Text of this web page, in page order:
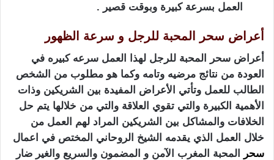
العمل بسرعة كبيرة وبوقت قصير .
أعراض سحر المحبة للرجل و سرعة الظهور
أعراض سحر المحبة للرجل لهذا العمل سرعه كبيره في
العودة من نتائج مرضيه وتامه وكما هو مطلوب من الشخص
الطالب للعمل وتأتي الأعراض المفيدة بين الشريكين وذات
الأهمية الكبيرة والتي تقوي العلاقة والتي من خلالها يتم حل
الخلافات والمشاكل بين الشريكين المراد لهم العمل من
خلال العمل الذي يقدمه الشيخ الروحاني المختص في اعمال
سحر
المحبة المغرب الآمن و المضمون والسريع والغير ضار